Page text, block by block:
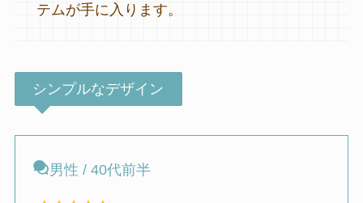
テムが手に入ります。
シンプルなデザイン
男性 / 40代前半